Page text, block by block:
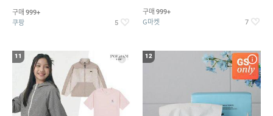
구매 999+
쿠팡 5
구매 999+
G마켓 7
11 12